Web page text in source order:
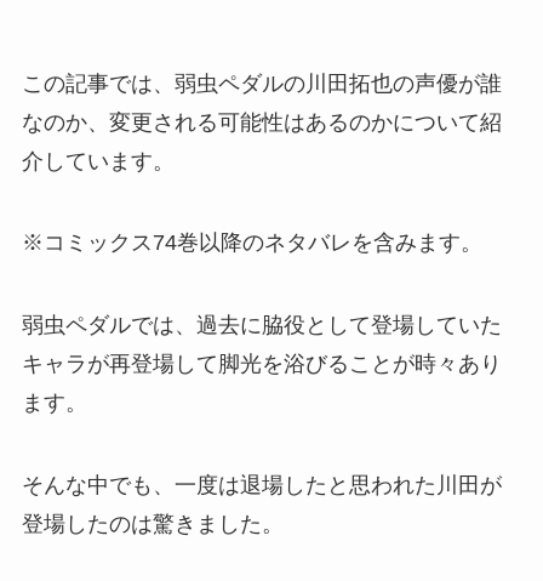
この記事では、弱虫ペダルの川田拓也の声優が誰
なのか、変更される可能性はあるのかについて紹
介しています。
※コミックス74巻以降のネタバレを含みます。
弱虫ペダルでは、過去に脇役として登場していた
キャラが再登場して脚光を浴びることが時々あり
ます。
そんな中でも、一度は退場したと思われた川田が
登場したのは驚きました。